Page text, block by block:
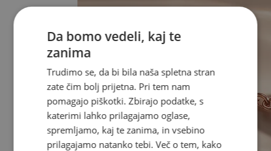
Da bomo vedeli, kaj te
zanima
Trudimo se, da bi bila naša spletna stran
zate čim bolj prijetna. Pri tem nam
pomagajo piškotki. Zbirajo podatke, s
katerimi lahko prilagajamo oglase,
spremljamo, kaj te zanima, in vsebino
prilagajamo natanko tebi. Več o tem, kako